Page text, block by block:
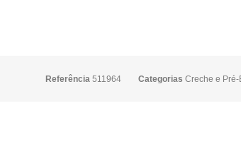
Referência 511964 Categorias Creche e Pré-